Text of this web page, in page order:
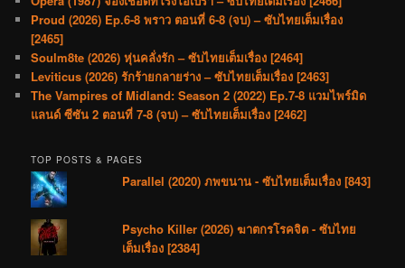
Proud (2026) Ep.6-8 พราว ตอนที่ 6-8 (จบ) – ซับไทยเต็มเรื่อง
[2465]
Soulm8te (2026) หุ่นคลั่งรัก – ซับไทยเต็มเรื่อง [2464]
Leviticus (2026) รักร้ายกลายร่าง – ซับไทยเต็มเรื่อง [2463]
The Vampires of Midland: Season 2 (2022) Ep.7-8 แวมไพร์มิด
แลนด์ ซีซัน 2 ตอนที่ 7-8 (จบ) – ซับไทยเต็มเรื่อง [2462]
TOP POSTS & PAGES
Parallel (2020) ภพขนาน - ซับไทยเต็มเรื่อง [843]
Psycho Killer (2026) ฆาตกรโรคจิต - ซับไทย
เต็มเรื่อง [2384]